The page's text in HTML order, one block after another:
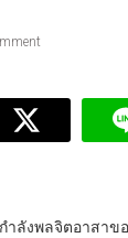
ำลังพลจิตอาสาข